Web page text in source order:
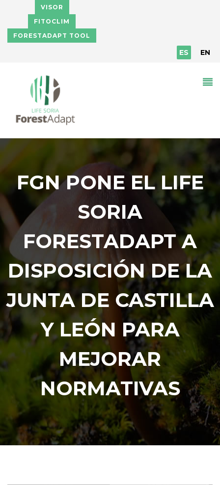
Pasar al contenido principal
VISOR
FITOCLIM
FORESTADAPT TOOL
ES EN
FGN PONE EL LIFE
SORIA
FORESTADAPT A
DISPOSICIÓN DE LA
JUNTA DE CASTILLA
Y LEÓN PARA
MEJORAR
NORMATIVAS